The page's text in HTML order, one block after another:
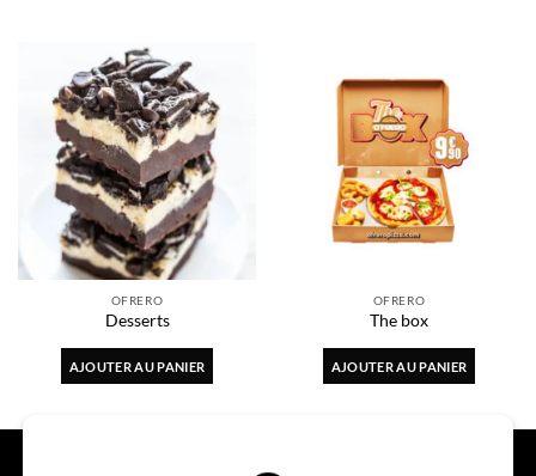
OFRERO
Desserts
AJOUTER AU PANIER
OFRERO
The box
AJOUTER AU PANIER